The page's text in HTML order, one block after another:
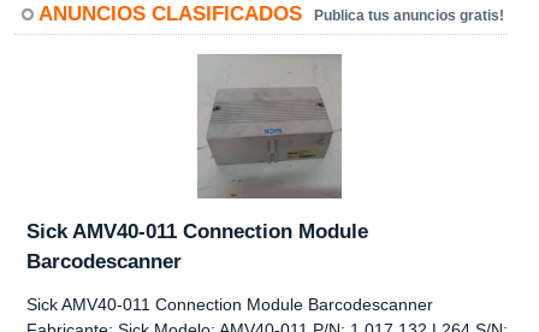
ANUNCIOS CLASIFICADOS Publica tus anuncios gratis!
Sick AMV40-011 Connection Module
Barcodescanner
Sick AMV40-011 Connection Module Barcodescanner